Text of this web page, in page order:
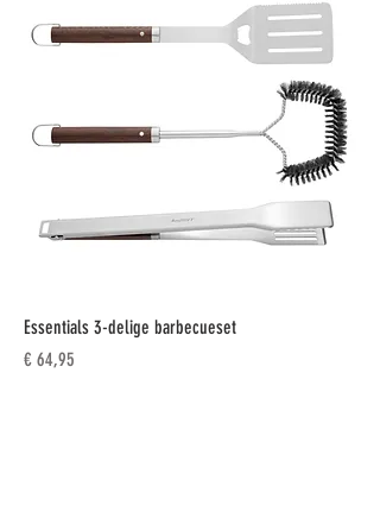
Essentials 3-delige barbecueset
Prijs
€ 64,95